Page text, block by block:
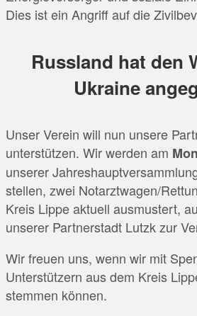
Dies ist ein Angriff auf die
Russland hat den
Ukraine
Unser Verein will nun unsere
unterstützen. Wir werden am
unserer
stellen, zwei Notarztwagen/
Kreis Lippe aktuell ausmustert,
unserer Partnerstadt Lutzk zur
Wir freuen uns, wenn wir mit
Unterstützern aus dem Kreis
stemmen können.